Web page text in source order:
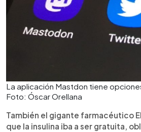
La aplicación Mastdon tiene
Foto: Óscar Orellana
También el gigante farmacéutico
que la insulina iba a ser gratuita,